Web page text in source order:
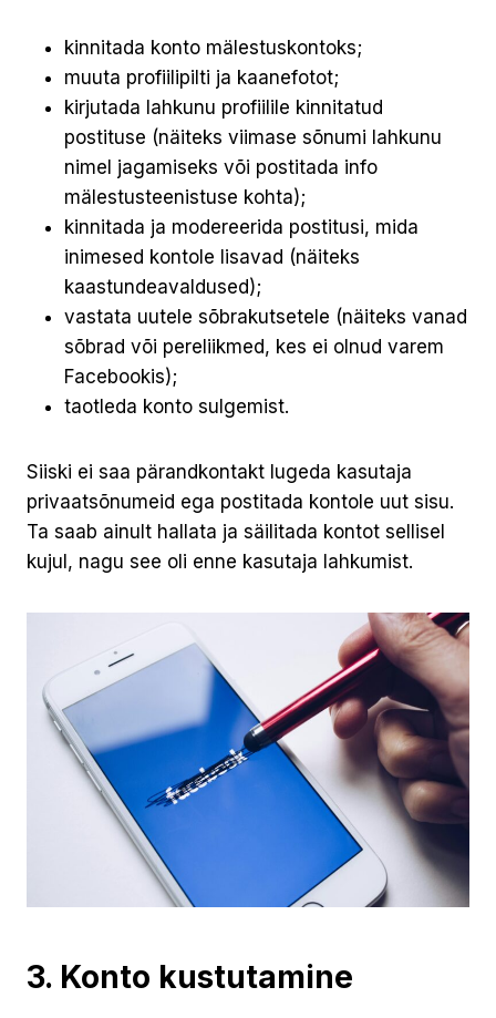
kinnitada konto mälestuskontoks;
muuta profiilipilti ja kaanefotot;
kirjutada lahkunu profiilile kinnitatud
postituse (näiteks viimase sõnumi lahkunu
nimel jagamiseks või postitada info
mälestusteenistuse kohta);
kinnitada ja modereerida postitusi, mida
inimesed kontole lisavad (näiteks
kaastundeavaldused);
vastata uutele sõbrakutsetele (näiteks vanad
sõbrad või pereliikmed, kes ei olnud varem
Facebookis);
taotleda konto sulgemist.
Siiski ei saa pärandkontakt lugeda kasutaja
privaatsõnumeid ega postitada kontole uut sisu.
Ta saab ainult hallata ja säilitada kontot sellisel
kujul, nagu see oli enne kasutaja lahkumist.
3. Konto kustutamine